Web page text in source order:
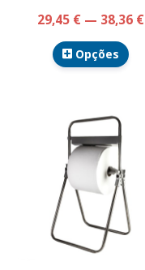
29,45 € — 38,36 €
Opções